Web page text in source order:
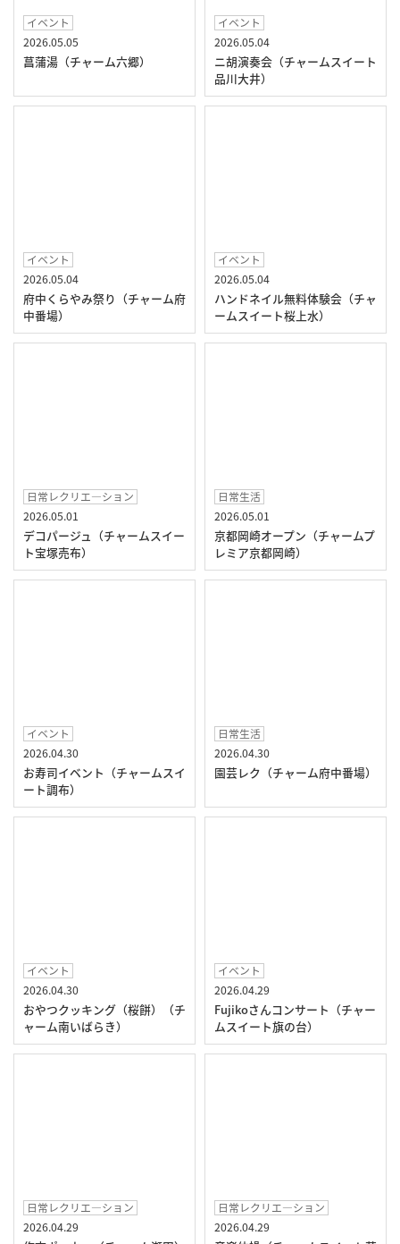
イベント
2026.05.05
菖蒲湯（チャーム六郷）
イベント
2026.05.04
ニ胡演奏会（チャームスイート
品川大井）
イベント
2026.05.04
府中くらやみ祭り（チャーム府
中番場）
イベント
2026.05.04
ハンドネイル無料体験会（チャ
ームスイート桜上水）
日常レクリエ―ション
2026.05.01
デコパージュ（チャームスイー
ト宝塚売布）
日常生活
2026.05.01
京都岡崎オープン（チャームプ
レミア京都岡崎）
イベント
2026.04.30
お寿司イベント（チャームスイ
ート調布）
日常生活
2026.04.30
園芸レク（チャーム府中番場）
イベント
2026.04.30
おやつクッキング（桜餅）（チ
ャーム南いばらき）
イベント
2026.04.29
Fujikoさんコンサート（チャー
ムスイート旗の台）
日常レクリエ―ション
2026.04.29
日常レクリエ―ション
2026.04.29